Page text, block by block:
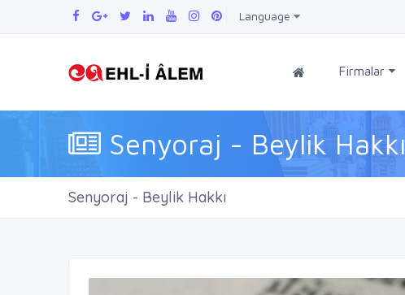
Language
Firmalar
Senyoraj - Beylik Hakkı
Senyoraj - Beylik Hakkı